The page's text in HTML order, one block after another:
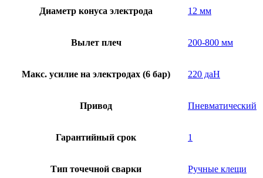
Диаметр конуса электрода 12 мм
Вылет плеч 200-800 мм
Макс. усилие на электродах (6 бар) 220 даН
Привод Пневматический
Гарантийный срок 1
Тип точечной сварки Ручные клещи